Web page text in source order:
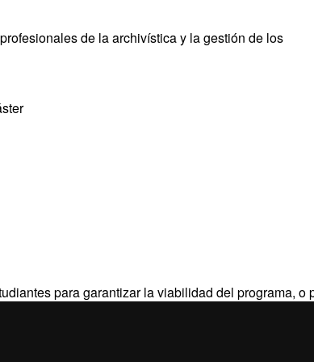
de la archivística y la gestión de los
para garantizar la viabilidad del programa, o